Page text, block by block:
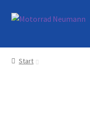
Zur
Zum
Startseite
Start